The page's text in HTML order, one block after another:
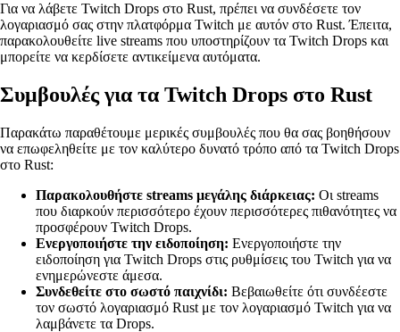
Για να λάβετε Twitch Drops στο Rust, πρέπει να συνδέσετε τον
λογαριασμό σας στην πλατφόρμα Twitch με αυτόν στο Rust. Έπειτα,
παρακολουθείτε live streams που υποστηρίζουν τα Twitch Drops και
μπορείτε να κερδίσετε αντικείμενα αυτόματα.
Συμβουλές για τα Twitch Drops στο Rust
Παρακάτω παραθέτουμε μερικές συμβουλές που θα σας βοηθήσουν
να επωφεληθείτε με τον καλύτερο δυνατό τρόπο από τα Twitch Drops
στο Rust:
Παρακολουθήστε streams μεγάλης διάρκειας: Οι streams
που διαρκούν περισσότερο έχουν περισσότερες πιθανότητες να
προσφέρουν Twitch Drops.
Ενεργοποιήστε την ειδοποίηση: Ενεργοποιήστε την
ειδοποίηση για Twitch Drops στις ρυθμίσεις του Twitch για να
ενημερώνεστε άμεσα.
Συνδεθείτε στο σωστό παιχνίδι: Βεβαιωθείτε ότι συνδέεστε
τον σωστό λογαριασμό Rust με τον λογαριασμό Twitch για να
λαμβάνετε τα Drops.